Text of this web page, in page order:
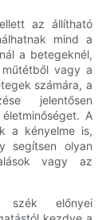
az állítható
mind a
a betegeknél,
vagy a
számára, a
jelentősen
A
a kényelme is,
segítsen olyan
vagy az
szék előnyei